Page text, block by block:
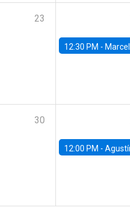
23
12:30 PM - Marcelo Sant'Anna,
30
12:00 PM -Agustín Hurtado,